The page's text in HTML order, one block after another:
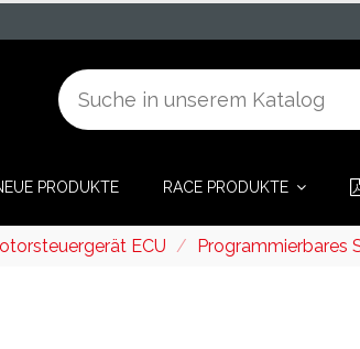
PRODUKTE RACE PRODUKTE
ECU Programmierbares